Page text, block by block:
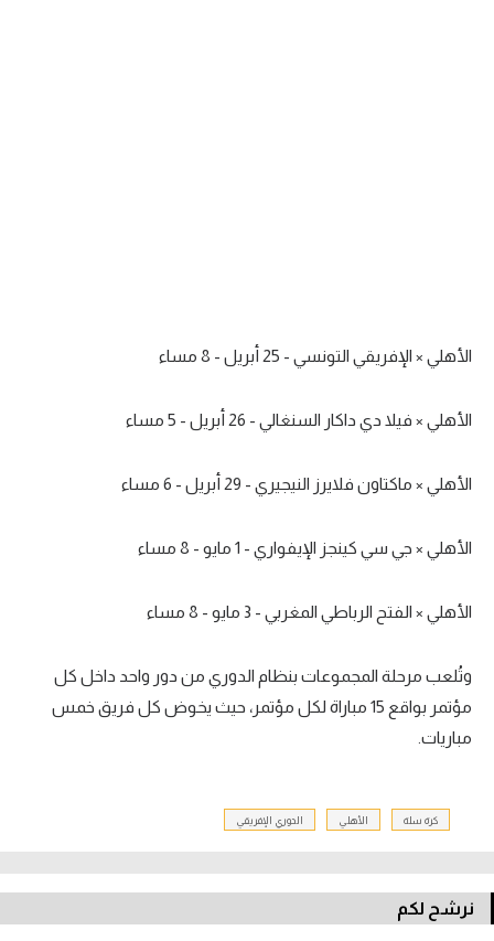
الأهلي × الإفريقي التونسي - 25 أبريل - 8 مساء
الأهلي × فيلا دي داكار السنغالي - 26 أبريل - 5 مساء
الأهلي × ماكتاون فلايرز النيجيري - 29 أبريل - 6 مساء
الأهلي × جي سي كينجز الإيفواري - 1 مايو - 8 مساء
الأهلي × الفتح الرباطي المغربي - 3 مايو - 8 مساء
وتُلعب مرحلة المجموعات بنظام الدوري من دور واحد داخل كل
مؤتمر بواقع 15 مباراة لكل مؤتمر، حيث يخوض كل فريق خمس
مباريات.
كرة سلة الأهلي الدوري الإفريقي
نرشح لكم